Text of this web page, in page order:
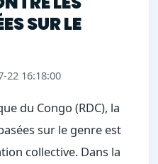
SUR LE
22 16:18:00
du Congo (RDC), la
sur le genre est
collective. Dans la